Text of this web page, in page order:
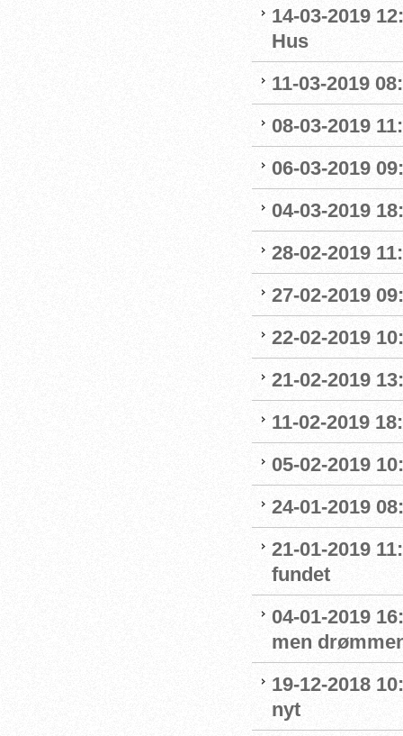
14-03-2019
Hus
11-03-2019
08-03-2019
06-03-2019
04-03-2019
28-02-2019
27-02-2019
22-02-2019
21-02-2019
11-02-2019
05-02-2019
24-01-2019
21-01-2019
fundet
04-01-2019
men
19-12-2018
nyt